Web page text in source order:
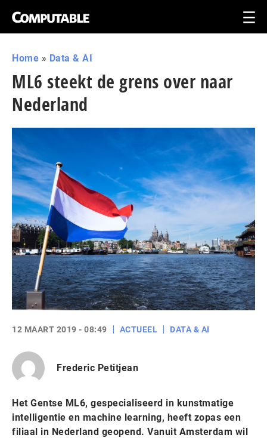
Home » Data & AI
ML6 steekt de grens over naar
Nederland
12 MAART 2019 - 08:49 ACTUEEL DATA & AI
Frederic Petitjean
Het Gentse ML6, gespecialiseerd in kunstmatige
intelligentie en machine learning, heeft zopas een
filiaal in Nederland geopend. Vanuit Amsterdam wil